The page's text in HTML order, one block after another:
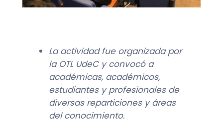
La actividad fue organizada por
la OTL UdeC y convocó a
académicas, académicos,
estudiantes y profesionales de
diversas reparticiones y áreas
del conocimiento.